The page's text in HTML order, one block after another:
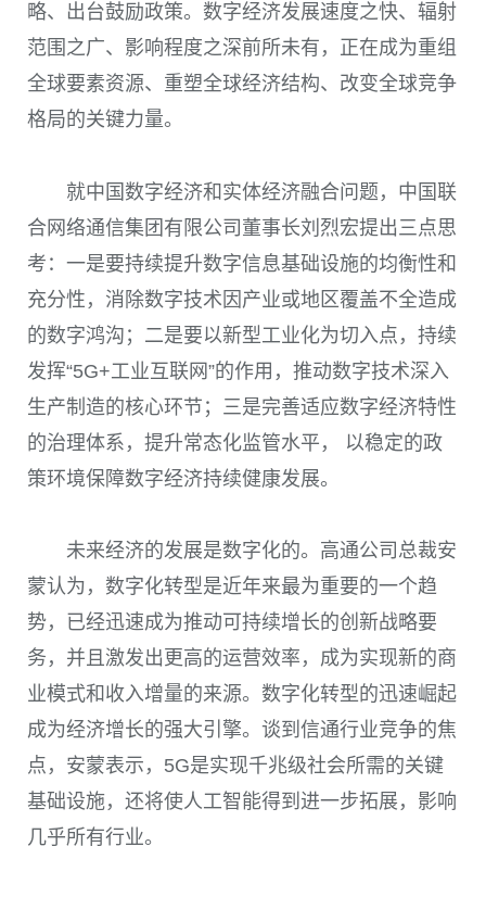
略、出台鼓励政策。数字经济发展速度之快、辐射
范围之广、影响程度之深前所未有，正在成为重组
全球要素资源、重塑全球经济结构、改变全球竞争
格局的关键力量。
就中国数字经济和实体经济融合问题，中国联
合网络通信集团有限公司董事长刘烈宏提出三点思
考：一是要持续提升数字信息基础设施的均衡性和
充分性，消除数字技术因产业或地区覆盖不全造成
的数字鸿沟；二是要以新型工业化为切入点，持续
发挥“5G+工业互联网”的作用，推动数字技术深入
生产制造的核心环节；三是完善适应数字经济特性
的治理体系，提升常态化监管水平， 以稳定的政
策环境保障数字经济持续健康发展。
未来经济的发展是数字化的。高通公司总裁安
蒙认为，数字化转型是近年来最为重要的一个趋
势，已经迅速成为推动可持续增长的创新战略要
务，并且激发出更高的运营效率，成为实现新的商
业模式和收入增量的来源。数字化转型的迅速崛起
成为经济增长的强大引擎。谈到信通行业竞争的焦
点，安蒙表示， 5G是实现千兆级社会所需的关键
基础设施，还将使人工智能得到进一步拓展，影响
几乎所有行业。